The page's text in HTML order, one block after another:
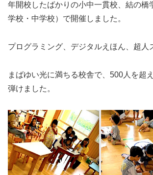
年開校したばかりの小中一貫校、結の橋
学校・中学校）で開催しました。
プログラミング、デジタルえほん、超人
まばゆい光に満ちる校舎で、500人を超
弾けました。